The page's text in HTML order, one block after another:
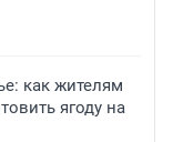
как жителям
ягоду на